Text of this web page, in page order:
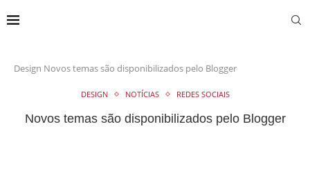
Design Novos temas são disponibilizados pelo Blogger
DESIGN NOTÍCIAS REDES SOCIAIS
Novos temas são disponibilizados pelo Blogger